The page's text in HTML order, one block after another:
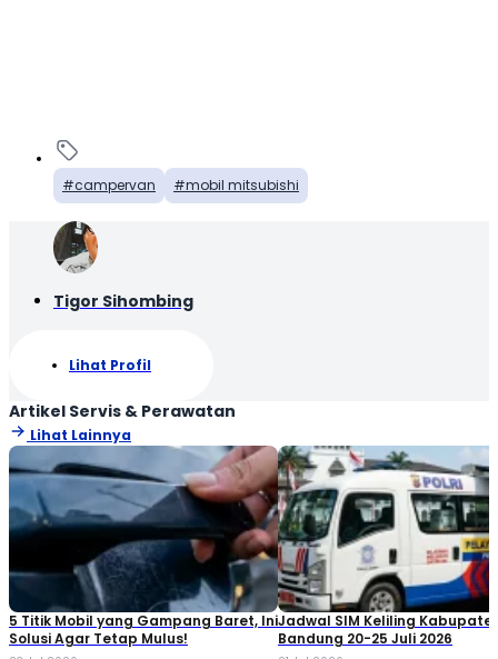
campervan mobil mitsubishi
Tigor Sihombing
Lihat Profil
Artikel Servis & Perawatan
Lihat Lainnya
5 Titik Mobil yang Gampang Baret, Ini
Solusi Agar Tetap Mulus!
Jadwal SIM Keliling
Bandung 20-25 Juli 2026